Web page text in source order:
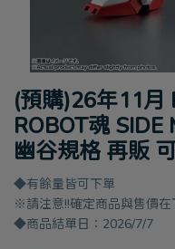
(預購)26年11月
ROBOT魂
幽谷規格 再販
◆有餘量皆可下單
※請注意!!確定商品與售價在
◆商品結單日：2026/7/7